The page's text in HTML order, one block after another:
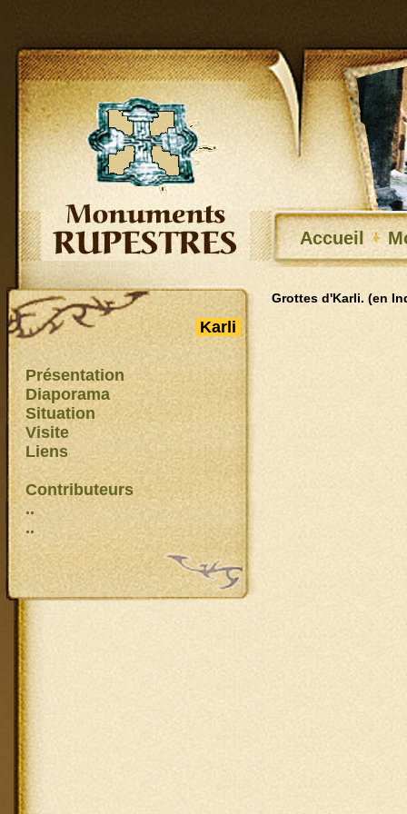
Accueil
Karli
Présentation
Diaporama
Situation
Visite
Liens
Contributeurs
..
..
Grottes d'Karli. (en